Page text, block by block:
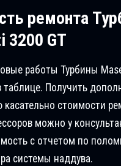
ремонта
3200 GT
работы Турбины
таблице. Получить
стоимости
можно у
с отчетом по
системы наддува.